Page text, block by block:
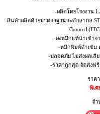
-ผลิตโดยโรงงาน
-สินค้าผลิตด้วยมาตราฐานระดับสากล
Council
-ผงหมึกแท้นำเข้าจ
-หมึกพิมพ์ดำเข้ม
-ปลอดภัย ไม่ส่งผลเสี
-ราคาถูกสุด จัดส่งฟ
ราค
พิเศ
จำ